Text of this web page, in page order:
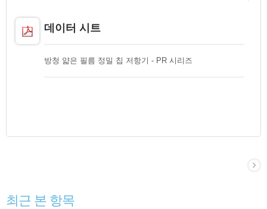
데이터 시트
방청 얇은 필름 정밀 칩 저항기 - PR 시리즈
최근 본 항목